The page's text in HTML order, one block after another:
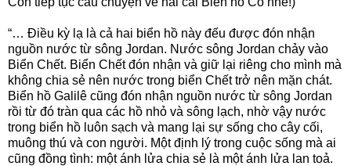
“… Điều kỳ lạ là cả hai biển hồ này đếu được đón nhận
nguồn nước từ sông Jordan. Nước sông Jordan chảy vào
Biển Chết. Biển Chết đón nhận và giữ lại riêng cho mình mà
không chia sẻ nên nước trong biển Chết trở nên mặn chát.
Biển hồ Galilê cũng đón nhận nguồn nước từ sông Jordan
rồi từ đó tràn qua các hồ nhỏ và sông lạch, nhờ vậy nước
trong biển hồ luôn sạch và mang lại sự sống cho cây cối,
muông thú và con người. Một định lý trong cuộc sống mà ai
cũng đồng tình: một ánh lửa chia sẻ là một ánh lửa lan toả.